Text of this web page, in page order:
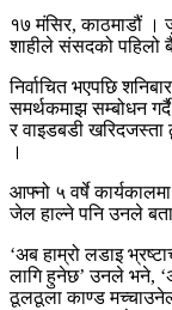
१७ मंसिर, काठमाडौं ।
शाहीले संसदको पहिलो
निर्वाचित भएपछि
समर्थकमाझ सम्बोधन
र वाइडबडी खरिदजस्ता
।
आफ्नो ५ वर्षे
जेल हाल्ने पनि उनले
‘अब हाम्रो लडाइ
लागि हुनेछ’ उनले भने,
ठूलठूला काण्ड